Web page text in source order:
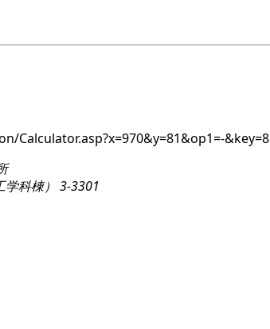
Calculator.asp?x=970&y=81&op1=-&key=8
学科棟） 3-3301